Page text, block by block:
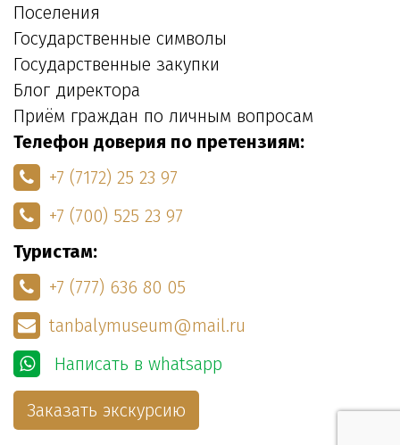
Поселения
Государственные символы
Государственные закупки
Блог директора
Приём граждан по личным вопросам
Телефон доверия по претензиям:
+7 (7172) 25 23 97
+7 (700) 525 23 97
Туристам:
+7 (777) 636 80 05
tanbalymuseum@mail.ru
Написать в whatsapp
Заказать экскурсию